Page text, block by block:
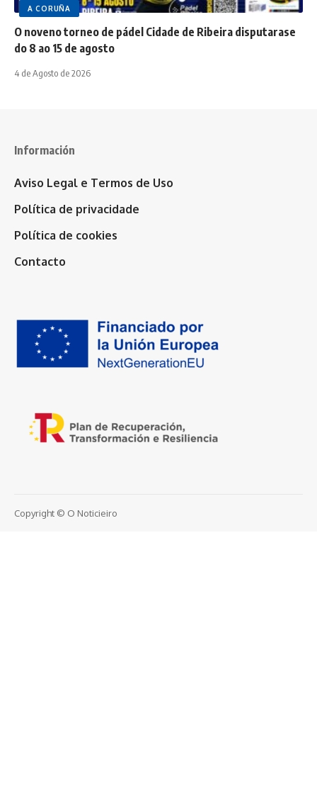
A CORUÑA
O noveno torneo de pádel Cidade de Ribeira disputarase
do 8 ao 15 de agosto
4 de Agosto de 2026
Información
Aviso Legal e Termos de Uso
Política de privacidade
Política de cookies
Contacto
Copyright © O Noticieiro